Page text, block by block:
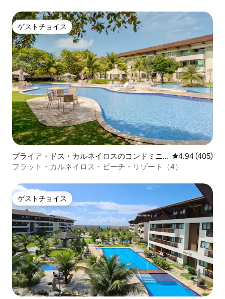
ゲストチョイス
ゲストチョイス
プライア・ドス・カルネイロスのコンドミニ
アム
レビュー405
4.94 (405)
フラット・カルネイロス・ビーチ・リゾート（4）
ゲストチョイス
ゲストチョイス